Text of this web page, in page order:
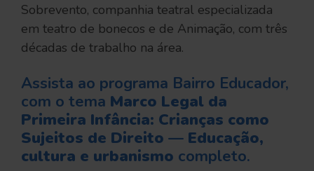
Sobrevento, companhia teatral especializada
em teatro de bonecos e de Animação, com três
décadas de trabalho na área.
Assista ao programa Bairro Educador,
com o tema Marco Legal da
Primeira Infância: Crianças como
Sujeitos de Direito — Educação,
cultura e urbanismo completo.